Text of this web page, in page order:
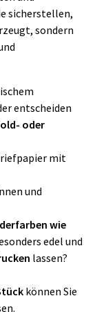
sicherstellen,
sondern
entscheiden
oder
mit
und
wie
edel und
lassen?
können Sie